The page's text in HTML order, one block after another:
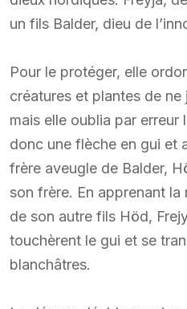
un fils Balder, dieu de
Pour le protéger, elle
créatures et plantes de ne
mais elle oublia par
donc une flèche en gui et
frère aveugle de Balder,
son frère. En apprenant la
de son autre fils Höd,
touchèrent le gui et se
blanchâtres.